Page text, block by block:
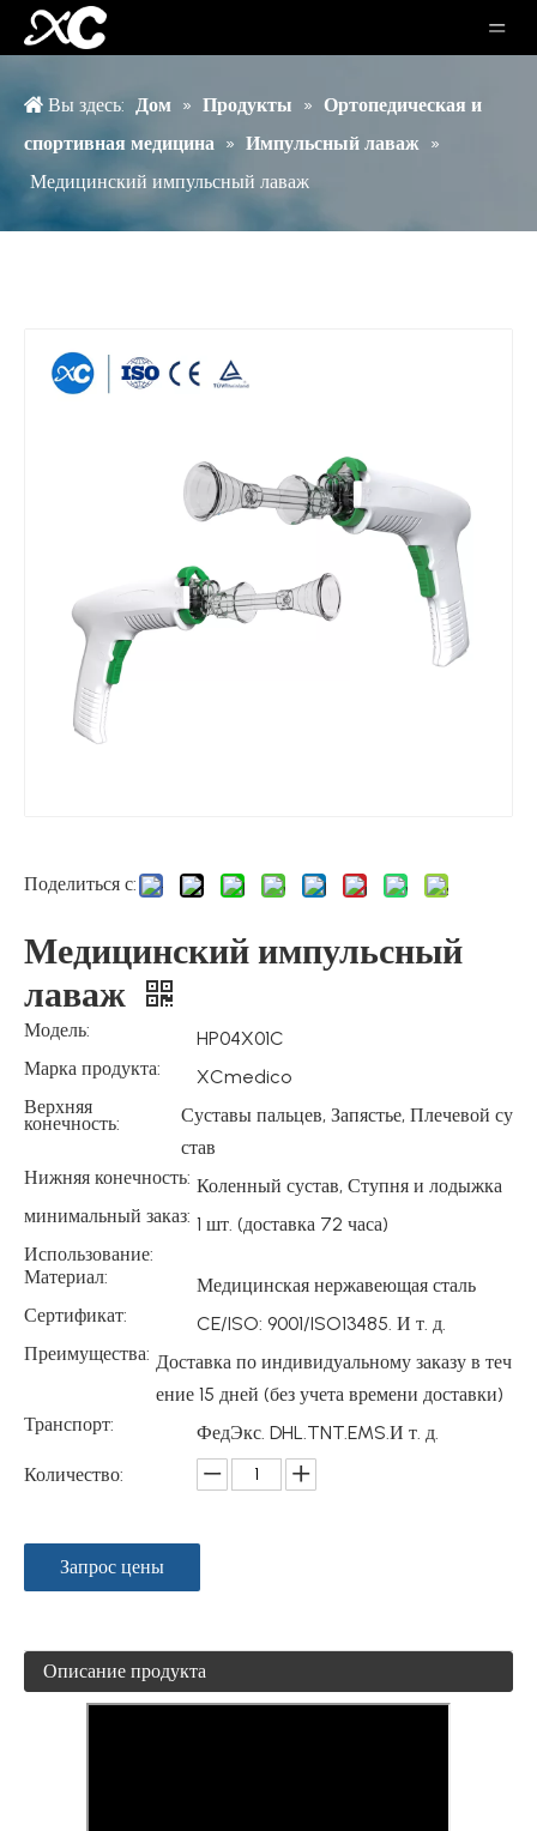
Вы здесь: Дом » Продукты » Ортопедическая и
спортивная медицина » Импульсный лаваж »
Медицинский импульсный лаваж
Поделиться с:
Медицинский импульсный
лаваж
Модель:
HP04X01C
Марка продукта:
XCmedico
Верхняя
конечность:
Суставы пальцев, Запястье, Плечевой су
став
Нижняя конечность: Коленный сустав, Ступня и лодыжка
минимальный заказ: 1 шт. (доставка 72 часа)
Использование:
Материал:
Медицинская нержавеющая сталь
Сертификат:
CE/ISO: 9001/ISO13485. И т. д.
Преимущества: Доставка по индивидуальному заказу в теч
ение 15 дней (без учета времени доставки)
Транспорт:
ФедЭкс. DHL.TNT.EMS.И т. д.
Количество:
Запрос цены
Описание продукта